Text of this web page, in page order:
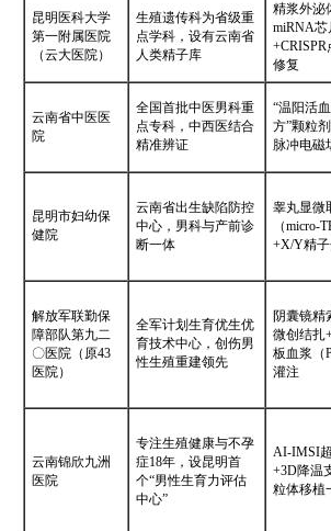
昆明医科大学
第一附属医院
（云大医院）
生殖遗传科为省级重
点学科，设有云南省
人类精子库
精浆外泌
miRNA芯
修复
云南省中医医
院
全国首批中医男科重
点专科，中西医结合
精准辨证
“温阳活
方”颗粒
脉冲电磁
昆明市妇幼保
健院
云南省出生缺陷防控
中心，男科与产前诊
断一体
睾丸显微
（micro-
+X/Y精
解放军联勤保
障部队第九二
〇医院（原43
医院）
全军计划生育优生优
育技术中心，创伤男
性生殖重建领先
阴囊镜精
微创结扎
板血浆（
灌注
云南锦欣九洲
医院
专注生殖健康与不孕
症18年，设昆明首
个“男性生育力评估
中心”
AI-IMSI
+3D降温
粒体移植